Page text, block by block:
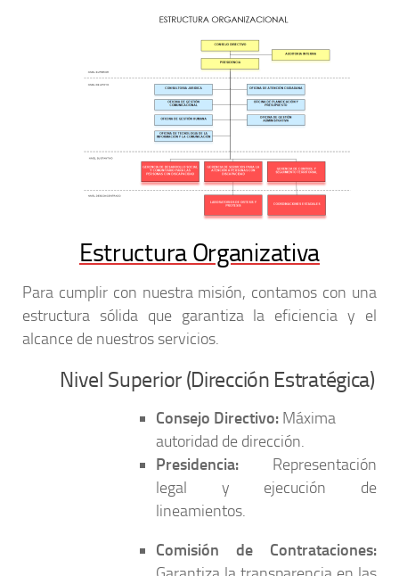
Estructura Organizativa
Para cumplir con nuestra misión, contamos con una
estructura sólida que garantiza la eficiencia y el
alcance de nuestros servicios.
Nivel Superior (Dirección Estratégica)
Consejo Directivo: Máxima
autoridad de dirección.
Presidencia: Representación
legal y ejecución de
lineamientos.
Comisión de Contrataciones: